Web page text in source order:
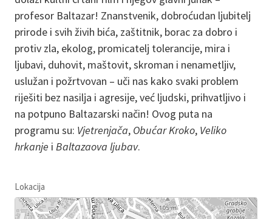
profesor Baltazar! Znanstvenik, dobroćudan ljubitelj
prirode i svih živih bića, zaštitnik, borac za dobro i
protiv zla, ekolog, promicatelj tolerancije, mira i
ljubavi, duhovit, maštovit, skroman i nenametljiv,
uslužan i požrtvovan – uči nas kako svaki problem
riješiti bez nasilja i agresije, već ljudski, prihvatljivo i
na potpuno Baltazarski način! Ovog puta na
programu su: Vjetrenjača, Obućar Kroko, Veliko
hrkanje i Baltazaova ljubav.
Lokacija